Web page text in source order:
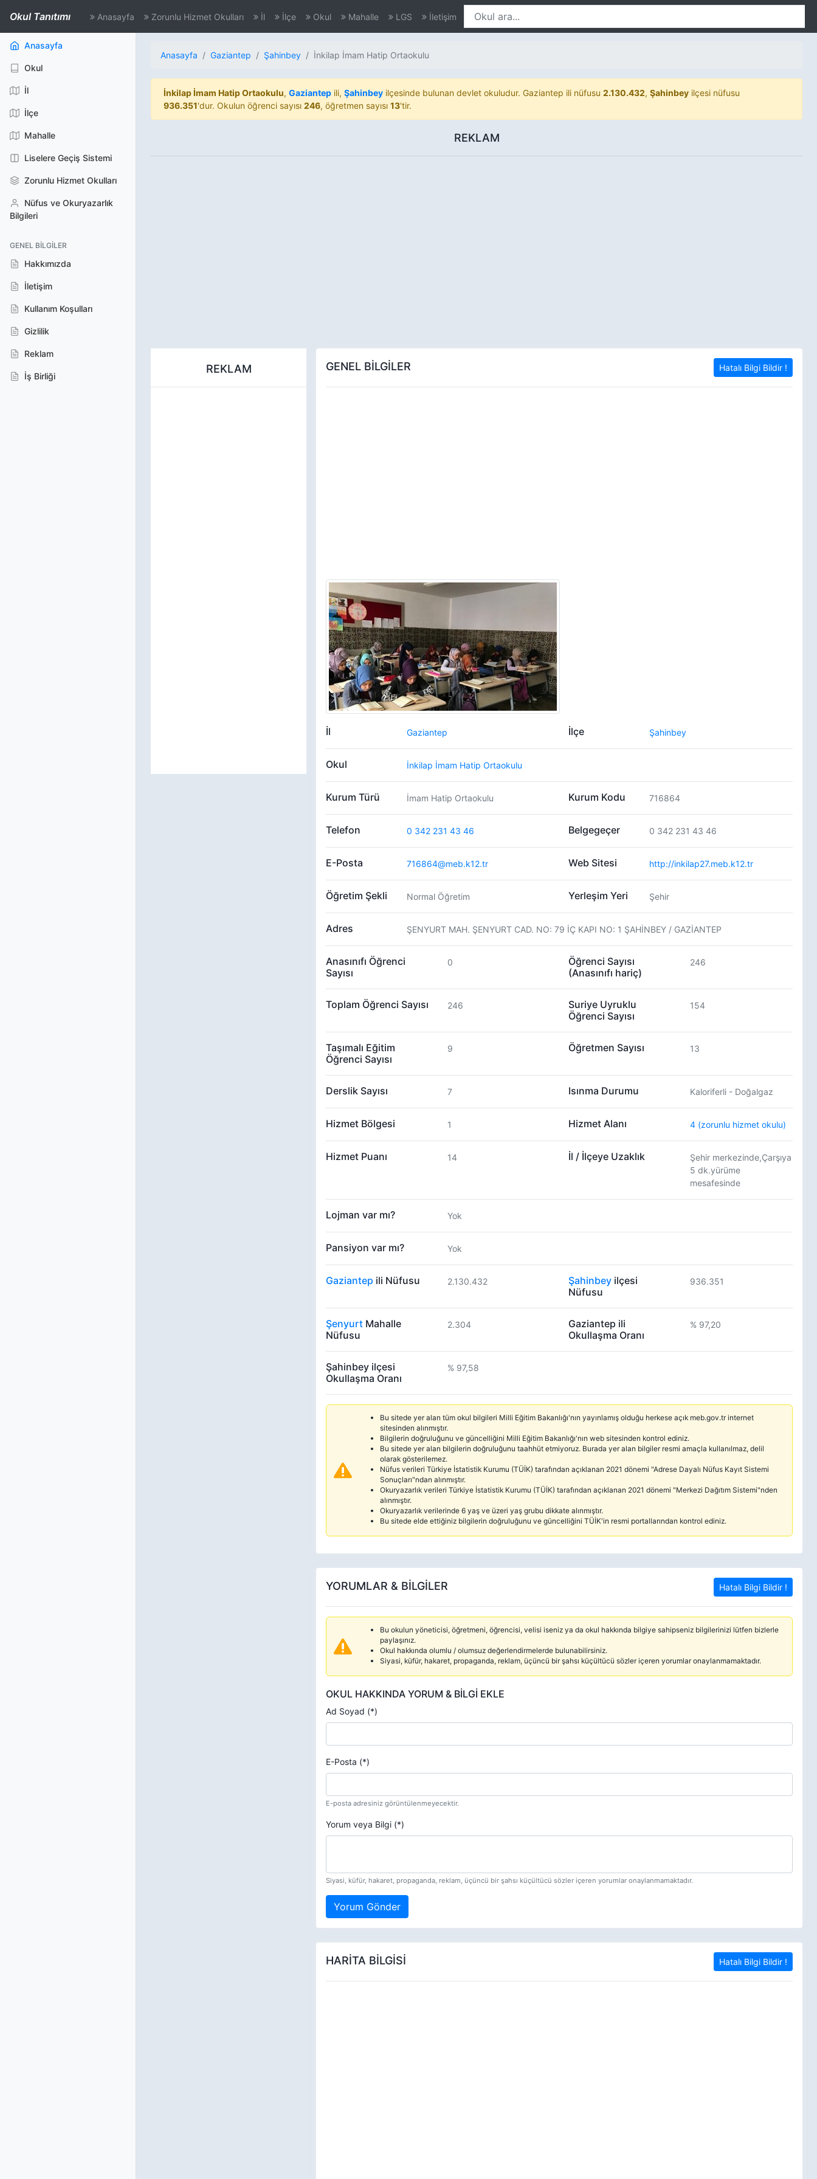
Okul Tanıtımı Anasayfa Zorunlu Hizmet Okulları İl İlçe Okul Mahalle LGS İletişim
Anasayfa
Okul
İl
İlçe
Mahalle
Liselere Geçiş Sistemi
Zorunlu Hizmet Okulları
Nüfus ve Okuryazarlık
Bilgileri
GENEL BILGILER
Hakkımızda
İletişim
Kullanım Koşulları
Gizlilik
Reklam
İş Birliği
Anasayfa Gaziantep Şahinbey İnkilap İmam Hatip Ortaokulu
İnkilap İmam Hatip Ortaokulu, Gaziantep ili, Şahinbey ilçesinde bulunan devlet okuludur. Gaziantep ili nüfusu 2.130.432, Şahinbey ilçesi nüfusu
936.351'dur. Okulun öğrenci sayısı 246, öğretmen sayısı 13'tir.
REKLAM
REKLAM GENEL BİLGİLER Hatalı Bilgi Bildir !
İl Gaziantep İlçe Şahinbey
Okul İnkilap İmam Hatip Ortaokulu
Kurum Türü İmam Hatip Ortaokulu Kurum Kodu 716864
Telefon 0 342 231 43 46 Belgegeçer 0 342 231 43 46
E-Posta 716864@meb.k12.tr Web Sitesi http://inkilap27.meb.k12.tr
Öğretim Şekli Normal Öğretim Yerleşim Yeri Şehir
Adres ŞENYURT MAH. ŞENYURT CAD. NO: 79 İÇ KAPI NO: 1 ŞAHİNBEY / GAZİANTEP
Anasınıfı Öğrenci
Sayısı
0
Öğrenci Sayısı
(Anasınıfı hariç)
246
Toplam Öğrenci Sayısı 246
Suriye Uyruklu
Öğrenci Sayısı
154
Taşımalı Eğitim
Öğrenci Sayısı
9 Öğretmen Sayısı 13
Derslik Sayısı 7 Isınma Durumu Kaloriferli - Doğalgaz
Hizmet Bölgesi 1 Hizmet Alanı 4 (zorunlu hizmet okulu)
Hizmet Puanı 14 İl / İlçeye Uzaklık
Şehir merkezinde,Çarşıya
5 dk.yürüme
mesafesinde
Lojman var mı? Yok
Pansiyon var mı? Yok
Gaziantep ili Nüfusu 2.130.432 Şahinbey ilçesi
Nüfusu
936.351
Şenyurt Mahalle
Nüfusu
2.304
Gaziantep ili
Okullaşma Oranı
% 97,20
Şahinbey ilçesi
Okullaşma Oranı
% 97,58
Bu sitede yer alan tüm okul bilgileri Milli Eğitim Bakanlığı'nın yayınlamış olduğu herkese açık meb.gov.tr internet
sitesinden alınmıştır.
Bilgilerin doğruluğunu ve güncelliğini Milli Eğitim Bakanlığı'nın web sitesinden kontrol ediniz.
Bu sitede yer alan bilgilerin doğruluğunu taahhüt etmiyoruz. Burada yer alan bilgiler resmi amaçla kullanılmaz, delil
olarak gösterilemez.
Nüfus verileri Türkiye İstatistik Kurumu (TÜİK) tarafından açıklanan 2021 dönemi "Adrese Dayalı Nüfus Kayıt Sistemi
Sonuçları"ndan alınmıştır.
Okuryazarlık verileri Türkiye İstatistik Kurumu (TÜİK) tarafından açıklanan 2021 dönemi "Merkezi Dağıtım Sistemi"nden
alınmıştır.
Okuryazarlık verilerinde 6 yaş ve üzeri yaş grubu dikkate alınmıştır.
Bu sitede elde ettiğiniz bilgilerin doğruluğunu ve güncelliğini TÜİK'in resmi portallarından kontrol ediniz.
YORUMLAR & BİLGİLER Hatalı Bilgi Bildir !
Bu okulun yöneticisi, öğretmeni, öğrencisi, velisi iseniz ya da okul hakkında bilgiye sahipseniz bilgilerinizi lütfen bizlerle
paylaşınız.
Okul hakkında olumlu / olumsuz değerlendirmelerde bulunabilirsiniz.
Siyasi, küfür, hakaret, propaganda, reklam, üçüncü bir şahsı küçültücü sözler içeren yorumlar onaylanmamaktadır.
OKUL HAKKINDA YORUM & BİLGİ EKLE
Ad Soyad (*)
E-Posta (*)
E-posta adresiniz görüntülenmeyecektir.
Yorum veya Bilgi (*)
Siyasi, küfür, hakaret, propaganda, reklam, üçüncü bir şahsı küçültücü sözler içeren yorumlar onaylanmamaktadır.
Yorum Gönder
HARİTA BİLGİSİ Hatalı Bilgi Bildir !